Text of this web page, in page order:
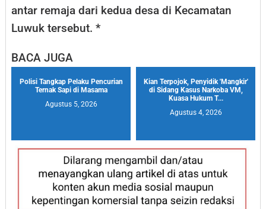
antar remaja dari kedua desa di Kecamatan
Luwuk tersebut. *
BACA JUGA
Polisi Tangkap Pelaku Pencurian
Ternak Sapi di Masama
Agustus 5, 2026
Kian Terpojok, Penyidik 'Mangkir'
di Sidang Kasus Narkoba VM,
Kuasa Hukum T...
Agustus 4, 2026